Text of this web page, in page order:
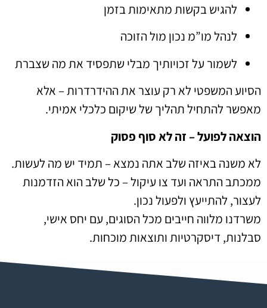
להגיש בקשות מתאימות בזמן
לנהל מו”מ נכון מול הזוכה
לשמור על זכויותיך מבלי שתפסיד את מה שצברת
הסיוע המשפטי לא רק עוצר את ההידרדרות – אלא
מאפשר להתחיל תהליך של שיקום כלכלי אמיתי.
הוצאה לפועל – זה לא סוף פסוק
לא משנה באיזה שלב אתה נמצא – תמיד יש מה לעשות.
ממכתב התראה ועד צו עיקול – כל שלב הוא הזדמנות
לעצור, להתייעץ ולפעול נכון.
משרדנו מלווה חייבים מכל הסוגים, עם יחס אישי,
סבלנות, דיסקרטיות ותוצאות מוכחות.